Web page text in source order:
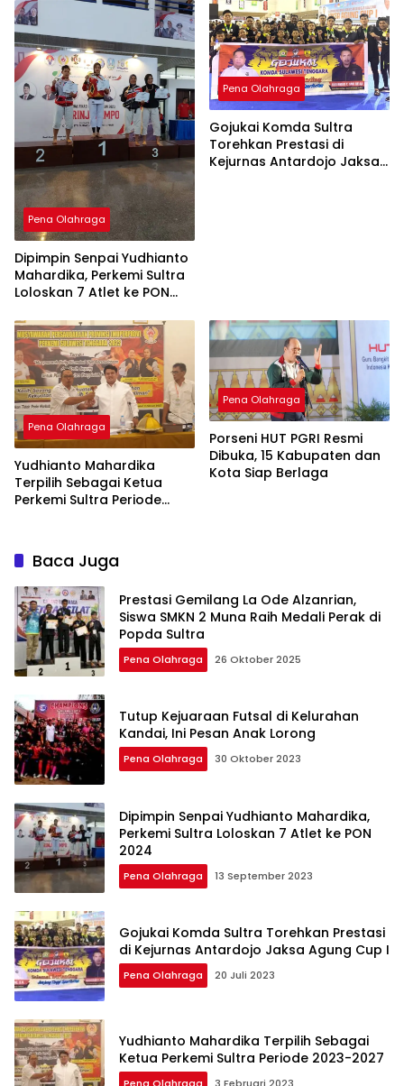
Pena Olahraga
Dipimpin Senpai Yudhianto
Mahardika, Perkemi Sultra
Loloskan 7 Atlet ke PON
Pena Olahraga
Gojukai Komda Sultra
Torehkan Prestasi di
Kejurnas Antardojo Jaksa
Pena Olahraga
Yudhianto Mahardika
Terpilih Sebagai Ketua
Perkemi Sultra Periode
Pena Olahraga
Porseni HUT PGRI Resmi
Dibuka, 15 Kabupaten dan
Kota Siap Berlaga
Baca Juga
Prestasi Gemilang La Ode Alzanrian,
Siswa SMKN 2 Muna Raih Medali Perak di
Popda Sultra
Pena Olahraga 26 Oktober 2025
Tutup Kejuaraan Futsal di Kelurahan
Kandai, Ini Pesan Anak Lorong
Pena Olahraga 30 Oktober 2023
Dipimpin Senpai Yudhianto Mahardika,
Perkemi Sultra Loloskan 7 Atlet ke PON
2024
Pena Olahraga 13 September 2023
Gojukai Komda Sultra Torehkan Prestasi
di Kejurnas Antardojo Jaksa Agung Cup I
Pena Olahraga 20 Juli 2023
Yudhianto Mahardika Terpilih Sebagai
Ketua Perkemi Sultra Periode 2023-2027